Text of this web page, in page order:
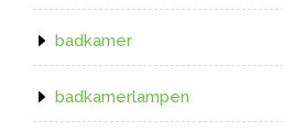
badkamer
badkamerlampen